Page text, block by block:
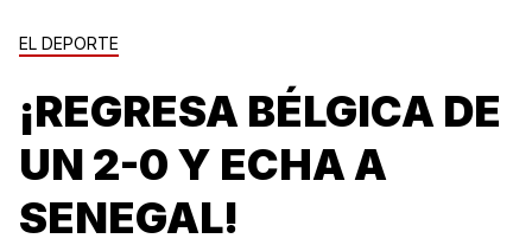
EL DEPORTE
¡REGRESA BÉLGICA DE
UN 2-0 Y ECHA A
SENEGAL!